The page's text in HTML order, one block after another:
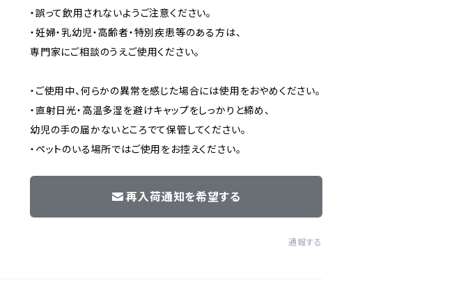
・誤って飲用されないようご注意ください。
・妊婦・乳幼児・高齢者・特別疾患等のある方は、
専門家にご相談のうえご使用ください。
・ご使用中、何らかの異常を感じた場合には使用をおやめください。
・直射日光・高温多湿を避けキャップをしっかりと締め、
幼児の手の届かないところでて保管してください。
・ペットのいる場所ではご使用をお控えください。
再入荷通知を希望する
通報する